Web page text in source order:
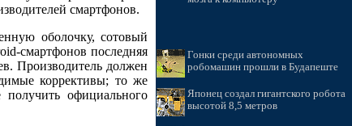
смартфонов.
оболочку, сотовый
смартфонов последняя
Производитель должен
коррективы; то же
официального
Гонки среди автономных
робомашин прошли в Будапеште
Японец создал гигантского робота
высотой 8,5 метров